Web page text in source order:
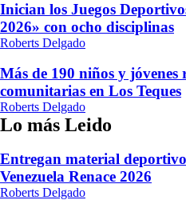
Inician los Juegos
2026» con ocho disciplinas
Roberts Delgado
Más de 190 niños y jóvenes
comunitarias en Los Teques
Roberts Delgado
Lo más Leido
Entregan material
Venezuela Renace 2026
Roberts Delgado